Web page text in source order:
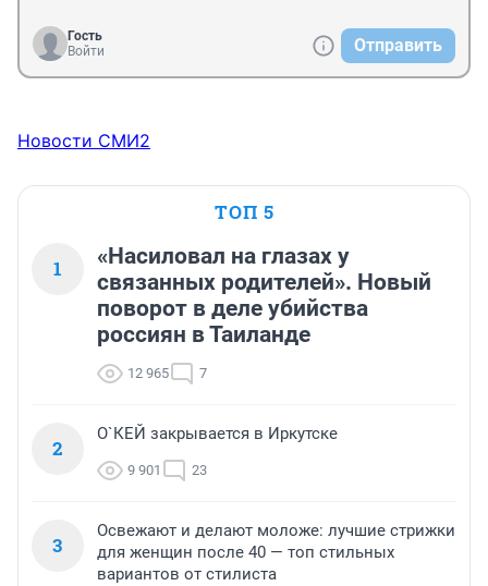
Гость
Войти
Отправить
Новости СМИ2
ТОП 5
1
«Насиловал на глазах у
связанных родителей». Новый
поворот в деле убийства
россиян в Таиланде
12 965 7
2
О`КЕЙ закрывается в Иркутске
9 901 23
3
Освежают и делают моложе: лучшие стрижки
для женщин после 40 — топ стильных
вариантов от стилиста